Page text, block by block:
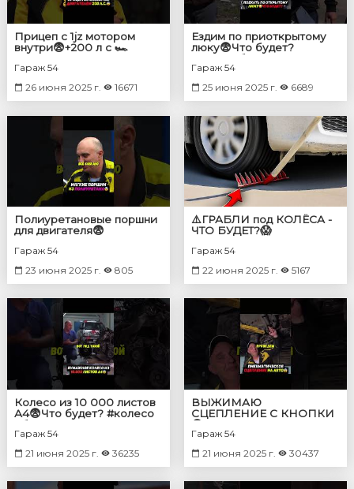
Прицеп с 1jz мотором
внутри😨+200 л с 🏎️
Гараж 54
26 июня 2025 г.
16671
Ездим по приоткрытому
люку😨Что будет?
#автомобиль #машина
Гараж 54
25 июня 2025 г.
6689
Полиуретановые поршни
для двигателя😨
#авто
Гараж 54
23 июня 2025 г.
805
⚠️ГРАБЛИ под КОЛËСА -
ЧТО БУДЕТ?😱
Гараж 54
22 июня 2025 г.
5167
Колесо из 10 000 листов
А4😨Что будет? #колесо
#бумага #авто
Гараж 54
21 июня 2025 г.
36235
ВЫЖИМАЮ
СЦЕПЛЕНИЕ С КНОПКИ
😨 #авто #машина
Гараж 54
21 июня 2025 г.
30437